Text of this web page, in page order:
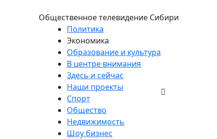
Общественное телевидение Сибири
Политика
Экономика
Образование и культура
В центре внимания
Здесь и сейчас
Наши проекты
Спорт
Общество
Недвижимость
Шоу бизнес